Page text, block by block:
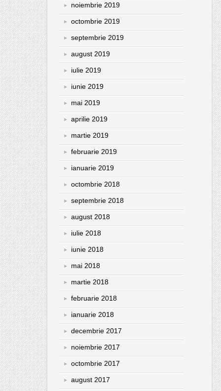
noiembrie 2019
octombrie 2019
septembrie 2019
august 2019
iulie 2019
iunie 2019
mai 2019
aprilie 2019
martie 2019
februarie 2019
ianuarie 2019
octombrie 2018
septembrie 2018
august 2018
iulie 2018
iunie 2018
mai 2018
martie 2018
februarie 2018
ianuarie 2018
decembrie 2017
noiembrie 2017
octombrie 2017
august 2017